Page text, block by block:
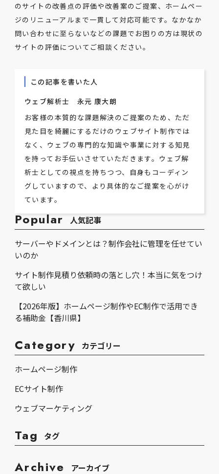
のサイトの改善点の評価や改善案のご提案、ホームペー
ジのリニューアルまで一貫して対応可能です。なかなか
問い合わせに至らないなどの課題でお困りの方は現状の
サイトの評価についてご相談ください。
この記事を書いた人
ウェブ解析士 永元 康大朗
お客様の本質的な課題解決のご提案のため、ただ
見た目を綺麗にするだけのウェブサイト制作では
なく、ウェブの専門的な知識や事業に対する知見
を持ってお手伝いさせていただきます。ウェブ解
析士としての視点を持ちつつ、自身もコーディン
グしていますので、より具体的なご提案を心がけ
ています。
Popular 人気記事
サーバーやドメインとは？制作会社に管理を任せてい
いのか
サイト制作見積り依頼時の落とし穴！本当に気をつけ
て欲しい
【2026年版】ホームページ制作やEC制作で活用でき
る補助金【香川県】
Category
カテゴリー
ホームページ制作
ECサイト制作
ウェブマーケティング
Tag タグ
Archive アーカイブ